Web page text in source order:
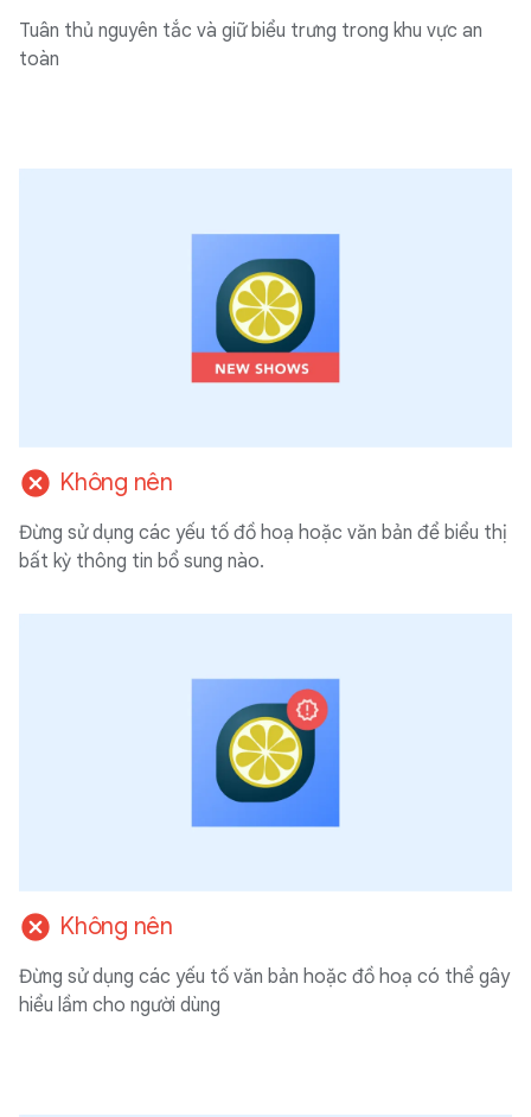
Tuân thủ nguyên tắc và giữ biểu trưng trong khu vực an
toàn
cancel Không nên
Đừng sử dụng các yếu tố đồ hoạ hoặc văn bản để biểu thị
bất kỳ thông tin bổ sung nào.
cancel Không nên
Đừng sử dụng các yếu tố văn bản hoặc đồ hoạ có thể gây
hiểu lầm cho người dùng